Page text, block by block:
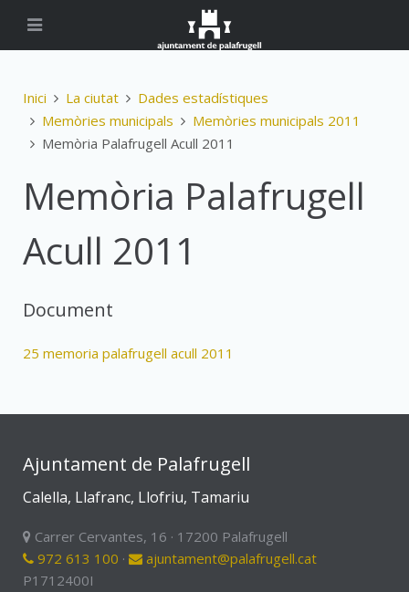
Inici La ciutat
Dades estadístiques
Memòries municipals
Memòries municipals 2011
Memòria Palafrugell Acull 2011
Memòria Palafrugell
Acull 2011
Document
25 memoria palafrugell acull 2011
Ajuntament de Palafrugell
Calella, Llafranc, Llofriu, Tamariu
Carrer Cervantes, 16 · 17200 Palafrugell
972 613 100 ·
ajuntament@palafrugell.cat
P1712400I